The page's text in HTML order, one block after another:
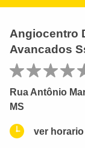
Angiocentro
Avancados
Rua Antônio
MS
ver